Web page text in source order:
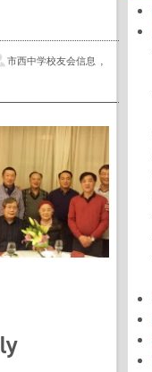
市西中学校友会信息 ,